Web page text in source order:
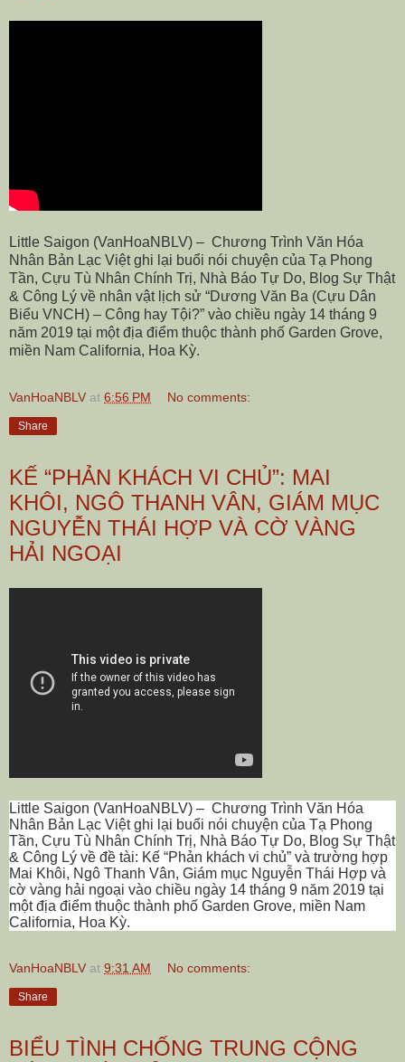
Little Saigon (VanHoaNBLV) – Chương Trình Văn Hóa
Nhân Bản Lạc Việt ghi lại buổi nói chuyện của Tạ Phong
Tần, Cựu Tù Nhân Chính Trị, Nhà Báo Tự Do, Blog Sự Thật
& Công Lý về nhân vật lịch sử “Dương Văn Ba (Cựu Dân
Biểu VNCH) – Công hay Tội?” vào chiều ngày 14 tháng 9
năm 2019 tại một địa điểm thuộc thành phố Garden Grove,
miền Nam California, Hoa Kỳ.
VanHoaNBLV at 6:56 PM No comments:
Share
KẾ “PHẢN KHÁCH VI CHỦ”: MAI
KHÔI, NGÔ THANH VÂN, GIÁM MỤC
NGUYỄN THÁI HỢP VÀ CỜ VÀNG
HẢI NGOẠI
Little Saigon (VanHoaNBLV) – Chương Trình Văn Hóa
Nhân Bản Lạc Việt ghi lại buổi nói chuyện của Tạ Phong
Tần, Cựu Tù Nhân Chính Trị, Nhà Báo Tự Do, Blog Sự Thật
& Công Lý về đề tài: Kế “Phản khách vi chủ” và trường hợp
Mai Khôi, Ngô Thanh Vân, Giám mục Nguyễn Thái Hợp và
cờ vàng hải ngoại vào chiều ngày 14 tháng 9 năm 2019 tại
một địa điểm thuộc thành phố Garden Grove, miền Nam
California, Hoa Kỳ.
VanHoaNBLV at 9:31 AM No comments:
Share
BIỂU TÌNH CHỐNG TRUNG CỘNG